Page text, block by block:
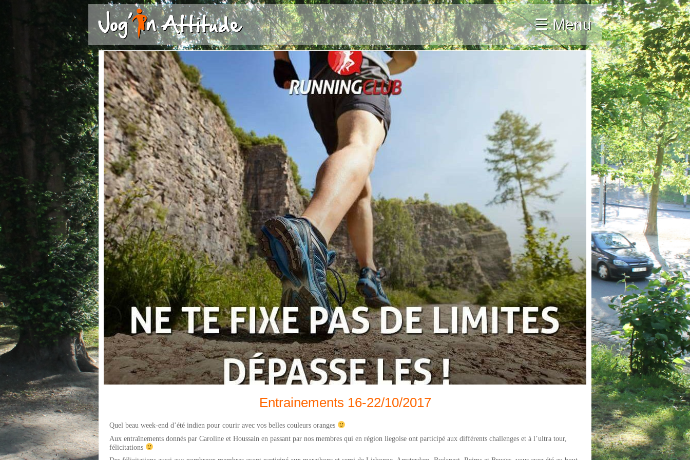
☰ Menu
Entrainements 16-22/10/2017
Quel beau week-end d’été indien pour courir avec vos belles couleurs oranges
Aux entraînements donnés par Caroline et Houssain en passant par nos membres qui en région liegoise ont participé aux différents challenges et à l’ultra tour,
félicitations